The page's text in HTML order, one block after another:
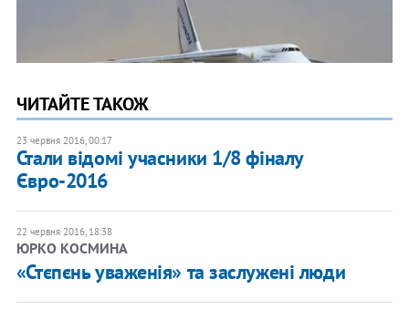
ЧИТАЙТЕ ТАКОЖ
23 червня 2016, 00:17
Стали відомі учасники 1/8 фіналу
Євро-2016
22 червня 2016, 18:38
ЮРКО КОСМИНА
«Стєпєнь уваженія» та заслужені люди